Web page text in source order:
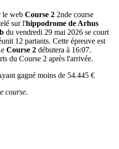
le web Course 2 2nde course
sur l'hippodrome de Arhus
du vendredi 29 mai 2026 se court
12 partants. Cette épreuve est
Course 2 débutera à 16:07.
du Course 2 après l'arrivée.
gagné moins de 54.445 €
course.